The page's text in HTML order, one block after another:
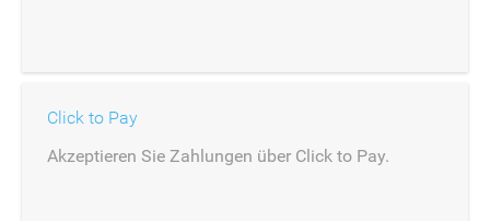
Click to Pay
Akzeptieren Sie Zahlungen über Click to Pay.